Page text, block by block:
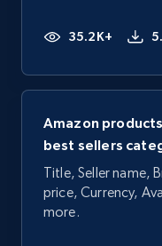
35.2K+
Amazon
best sellers
Title, Seller name,
price, Currency,
more.